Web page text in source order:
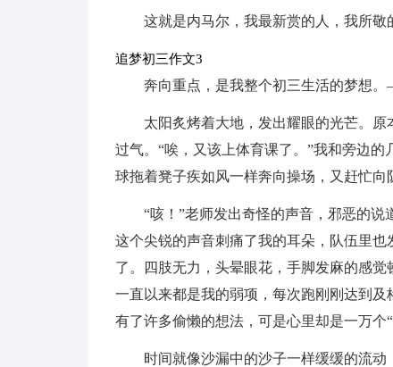
这就是内马尔，我最新赏的人，我所敬
追梦初三作文3
奔向重点，是我整个初三生活的梦想
太阳炙烤着大地，发出耀眼的光芒。
过气。“唉，又该上体育课了。”我和旁边
球拖着凳子疾如风一样奔向操场，又赶忙向
“咳！”老师发出奇怪的声音，邪恶的
这个尖锐的声音刺痛了我的耳朵，队伍里
了。四肢无力，头晕眼花，手脚发麻的感
一直以来都是我的弱项，每次跑刚刚达到
有了许多偷懒的想法，可是心里却是一万个
时间就像沙漏中的沙子一样缓缓的流